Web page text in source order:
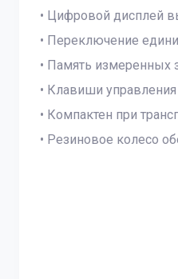
• Цифровой дисплей
• Переключение
• Память измеренных
• Клавиши
• Компактен при
• Резиновое колесо